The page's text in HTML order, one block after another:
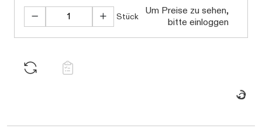
Stück
Um Preise zu sehen,
bitte einloggen